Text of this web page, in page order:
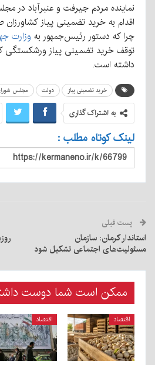
نماینده مردم جیرفت و عنبرآباد در
اقدام به خرید تضمینی پیاز
چرا که دستور رئیس‌جمهور به وزارت
توقف خرید تضمینی پیاز ورشکستگی
داشته است.
خرید تضمینی پیاز دولت مجلس
به اشتراک گذاری
لینک کوتاه مطلب :
پست قبلی
استاندار کرمان: سازمان
مسئولیت‌های اجتماعی تشکیل شود
ممکن است شما دوست
اقتصاد اقتصاد